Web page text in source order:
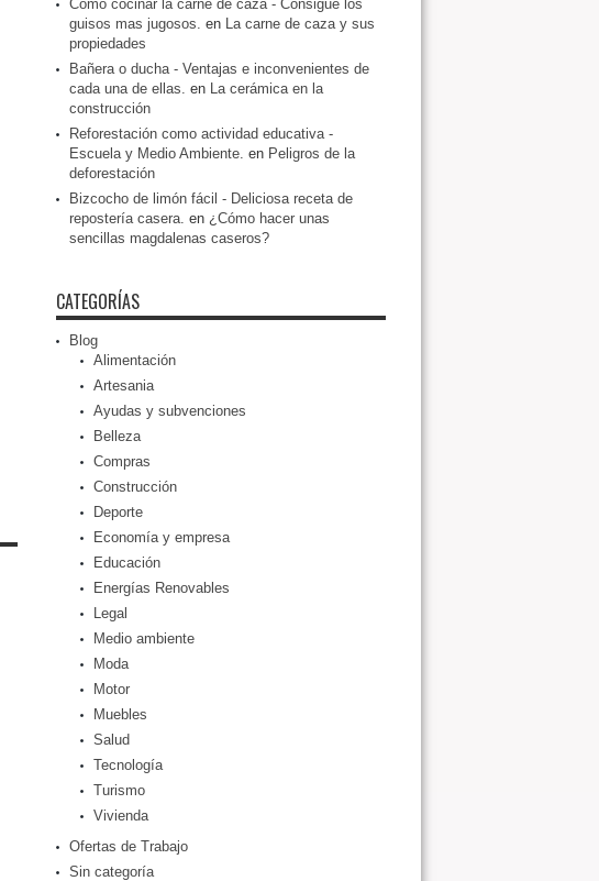
Como cocinar la carne de caza - Consigue los
guisos mas jugosos. en La carne de caza y sus
propiedades
Bañera o ducha - Ventajas e inconvenientes de
cada una de ellas. en La cerámica en la
construcción
Reforestación como actividad educativa -
Escuela y Medio Ambiente. en Peligros de la
deforestación
Bizcocho de limón fácil - Deliciosa receta de
repostería casera. en ¿Cómo hacer unas
sencillas magdalenas caseros?
CATEGORÍAS
Blog
Alimentación
Artesania
Ayudas y subvenciones
Belleza
Compras
Construcción
Deporte
Economía y empresa
Educación
Energías Renovables
Legal
Medio ambiente
Moda
Motor
Muebles
Salud
Tecnología
Turismo
Vivienda
Ofertas de Trabajo
Sin categoría